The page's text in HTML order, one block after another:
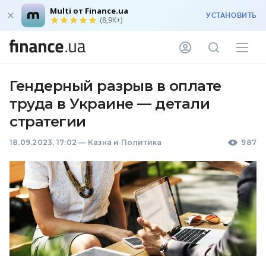
Multi от Finance.ua
(8,9K+) УСТАНОВИТЬ
Гендерный разрыв в оплате
труда в Украине — детали
стратегии
18.09.2023, 17:02 — Казна и Политика 987